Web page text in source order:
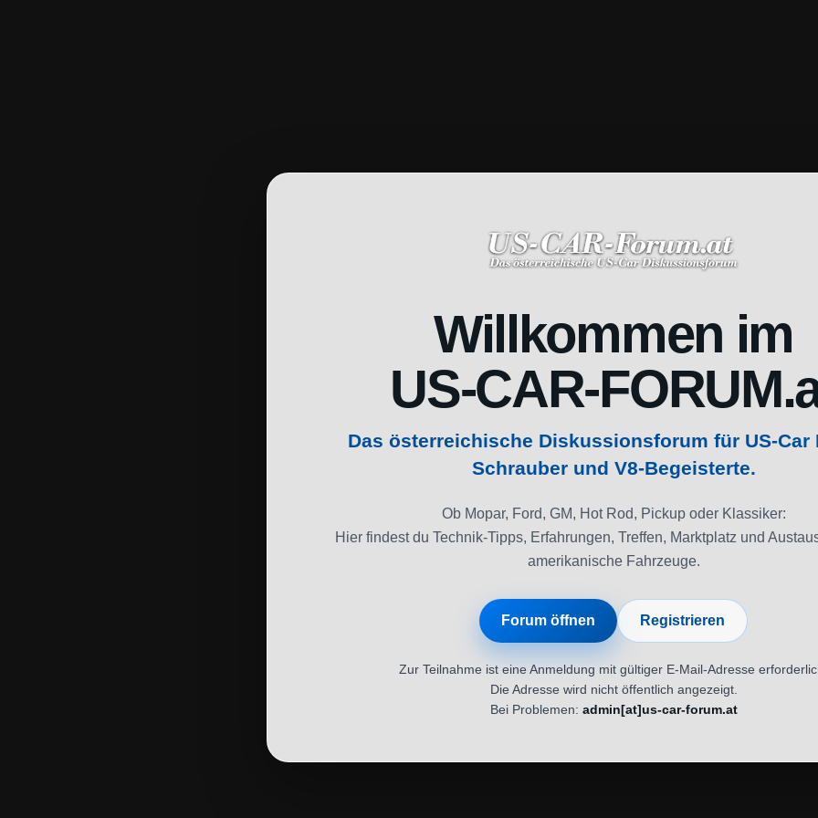
Willkommen im
US-CAR-
Das österreichische Diskussionsforum für US-Car
Schrauber und V8-Begeisterte.
Ob Mopar, Ford, GM, Hot Rod, Pickup oder Klassiker:
Hier findest du Technik-Tipps, Erfahrungen, Treffen, Marktplatz und
amerikanische Fahrzeuge.
Forum öffnen Registrieren
Zur Teilnahme ist eine Anmeldung mit gültiger E-Mail-Adresse
Die Adresse wird nicht öffentlich angezeigt.
Bei Problemen: admin[at]us-car-forum.at